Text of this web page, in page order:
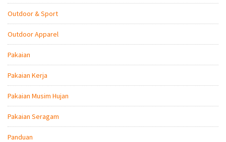
Outdoor & Sport
Outdoor Apparel
Pakaian
Pakaian Kerja
Pakaian Musim Hujan
Pakaian Seragam
Panduan